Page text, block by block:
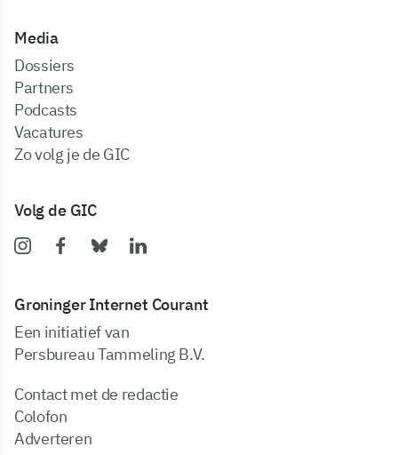
Media
dossiers
partners
podcasts
vacatures
zo volg je de GIC
Volg de GIC
Groninger Internet Courant
Een initiatief van
Persbureau Tammeling B.V.
Contact met de redactie
Colofon
Adverteren